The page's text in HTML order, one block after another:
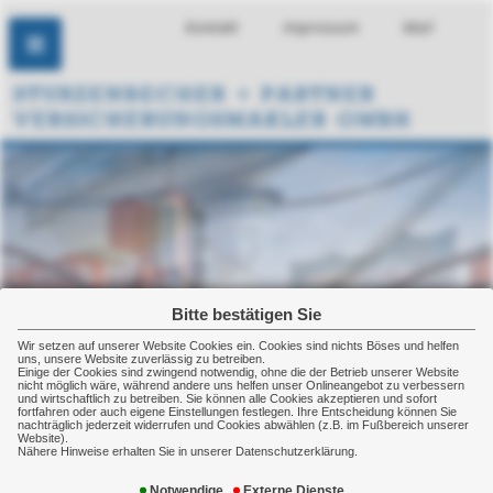
Bitte bestätigen Sie
Wir setzen auf unserer Website Cookies ein. Cookies sind nichts Böses und helfen
uns, unsere Website zuverlässig zu betreiben.
Einige der Cookies sind zwingend notwendig, ohne die der Betrieb unserer Website
nicht möglich wäre, während andere uns helfen unser Onlineangebot zu verbessern
und wirtschaftlich zu betreiben. Sie können alle Cookies akzeptieren und sofort
fortfahren oder auch eigene Einstellungen festlegen. Ihre Entscheidung können Sie
nachträglich jederzeit widerrufen und Cookies abwählen (z.B. im Fußbereich unserer
Website).
Nähere Hinweise erhalten Sie in unserer Datenschutzerklärung.
Kontakt Impressum Mail